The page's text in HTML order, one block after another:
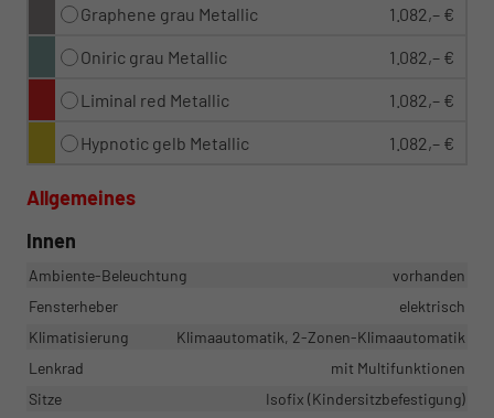
Graphene grau Metallic 1.082,– €
Oniric grau Metallic 1.082,– €
Liminal red Metallic 1.082,– €
Hypnotic gelb Metallic 1.082,– €
Allgemeines
Innen
Ambiente-Beleuchtung
vorhanden
Fensterheber
elektrisch
Klimatisierung
Klimaautomatik, 2-Zonen-Klimaautomatik
Lenkrad
mit Multifunktionen
Sitze
Isofix (Kindersitzbefestigung)